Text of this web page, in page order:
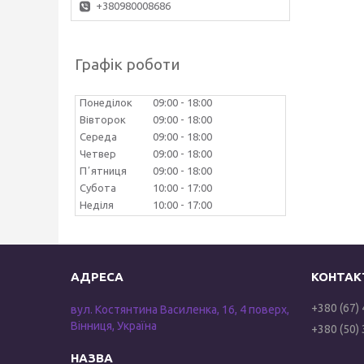
+380980008686
Графік роботи
Понеділок 09:00
18:00
Вівторок
09:00
18:00
Середа
09:00
18:00
Четвер
09:00
18:00
Пʼятниця
09:00
18:00
Субота
10:00
17:00
Неділя
10:00 17:00
вул. Костянтина Василенка, 16, 4 поверх,
Вінниця, Україна
+380 (67)
+380 (50)